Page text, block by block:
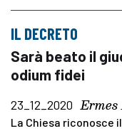
IL DECRETO
Sarà beato il
odium fidei
23_12_2020 Ermes
La Chiesa riconosce